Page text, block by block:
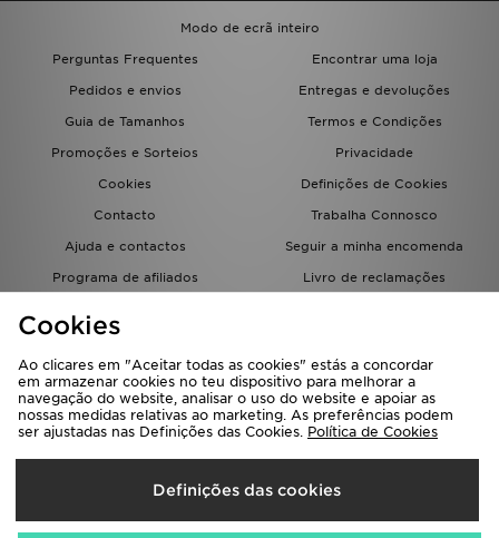
Modo de ecrã inteiro
Perguntas Frequentes
Encontrar uma loja
Pedidos e envios
Entregas e devoluções
Guia de Tamanhos
Termos e Condições
Promoções e Sorteios
Privacidade
Cookies
Definições de Cookies
Contacto
Trabalha Connosco
Ajuda e contactos
Seguir a minha encomenda
Programa de afiliados
Livro de reclamações
Seleciona O País
Portugal
Cookies
Ao clicares em "Aceitar todas as cookies" estás a concordar
em armazenar cookies no teu dispositivo para melhorar a
navegação do website, analisar o uso do website e apoiar as
nossas medidas relativas ao marketing. As preferências podem
ser ajustadas nas Definições das Cookies. Política de Cookies
Definições das cookies